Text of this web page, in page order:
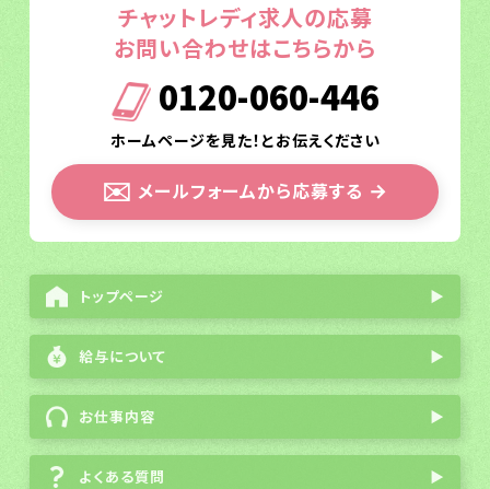
チャットレディ求人の応募
お問い合わせはこちらから
0120-060-446
ホームページを見た！とお伝えください
✉️ メールフォームから応募する →
トップページ ▶
給与について ▶
お仕事内容 ▶
よくある質問 ▶